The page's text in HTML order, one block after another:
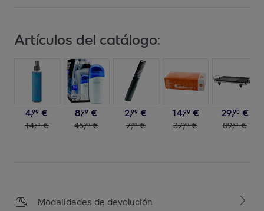
Artículos del catálogo:
4,99 €
14,90 €
8,99 €
45,90 €
2,99 €
7,00 €
14,99 €
37,90 €
29,90 €
89,90 €
Modalidades de devolución